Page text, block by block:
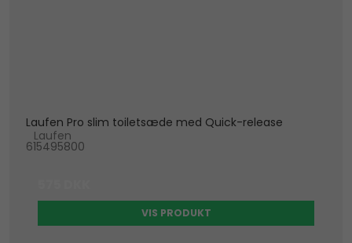
Laufen Pro slim toiletsæde med Quick-release
Laufen
615495800
VIS PRODUKT